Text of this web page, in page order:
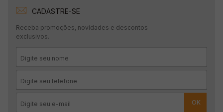
CADASTRE-SE
Receba promoções, novidades e descontos
exclusivos.
OK